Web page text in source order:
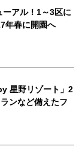
ーアル！1～3区に
年春に開園へ
星野リゾート」2
ンなど備えたフ